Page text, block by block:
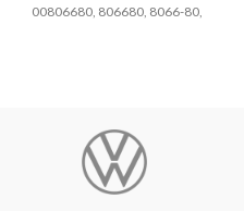
00806680, 806680, 8066-80,